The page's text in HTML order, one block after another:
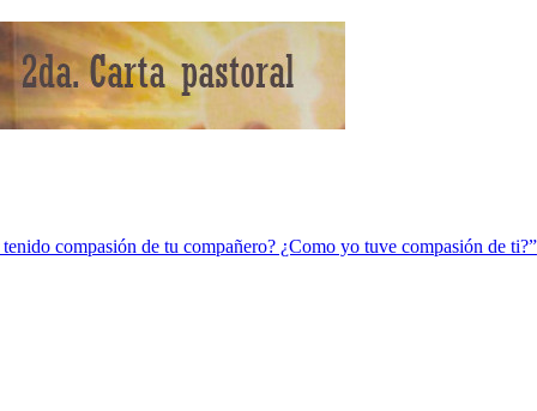
compasión de tu compañero? ¿Como yo tuve compasión de ti?”